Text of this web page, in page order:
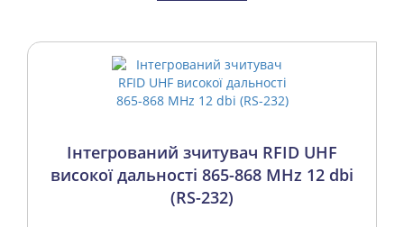
Інтегрований зчитувач RFID UHF
високої дальності 865-868 MHz 12 dbi
(RS-232)